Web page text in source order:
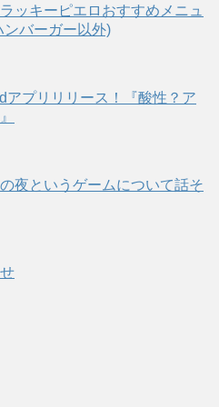
ッキーピエロおすすめメニュ
ンバーガー以外)
アプリリリース！『酸性？ア
夜というゲームについて話そ